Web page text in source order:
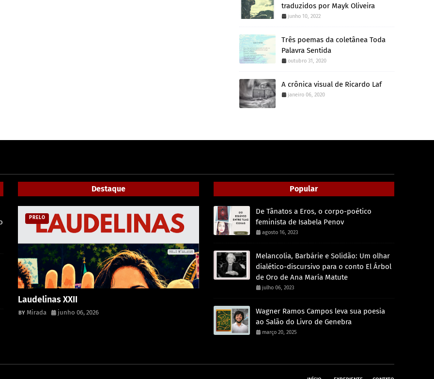
traduzidos por Mayk Oliveira
junho 10, 2022
Três poemas da coletânea Toda
Palavra Sentida
outubro 31, 2020
A crônica visual de Ricardo Laf
janeiro 06, 2020
Destaque
PRELO
Laudelinas XXII
Mirada junho 06, 2026
Popular
De Tânatos a Eros, o corpo-poético
feminista de Isabela Penov
agosto 16, 2023
Melancolia, Barbárie e Solidão: Um olhar
dialético-discursivo para o conto El Árbol
de Oro de Ana María Matute
julho 06, 2023
Wagner Ramos Campos leva sua poesia
ao Salão do Livro de Genebra
março 20, 2025